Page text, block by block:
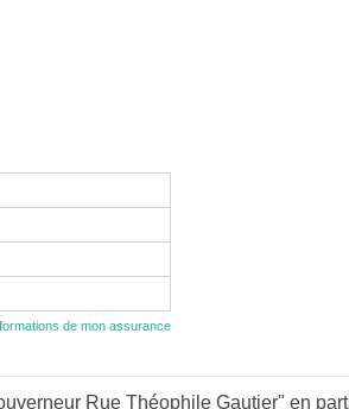
de mon assurance
Rue Théophile Gautier" en